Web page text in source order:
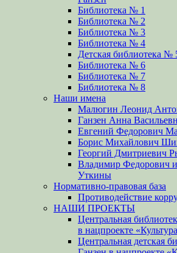
Библиотека № 1
Библиотека № 2
Библиотека № 3
Библиотека № 4
Детская библиотека №
Библиотека № 6
Библиотека № 7
Библиотека № 8
Наши имена
Малюгин Леонид
Ганзен Анна
Евгений Федорович
Борис Михайлович
Георгий Дмитриевич
Владимир Федорович
Уткины
Нормативно-правовая база
Противодействие
НАШИ ПРОЕКТЫ
Центральная
в нацпроекте
Центральная детская